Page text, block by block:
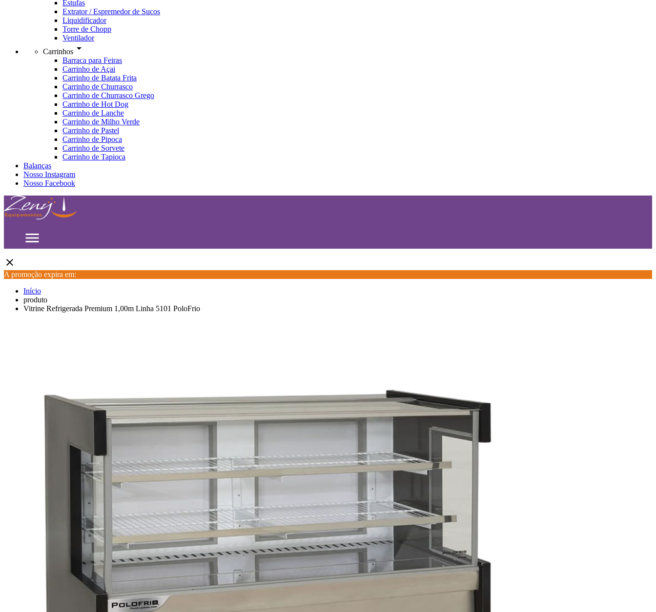
Estufas
Extrator / Espremedor de Sucos
Liquidificador
Torre de Chopp
Ventilador
Carrinhos arrow_drop_down
Barraca para Feiras
Carrinho de Açai
Carrinho de Batata Frita
Carrinho de Churrasco
Carrinho de Churrasco Grego
Carrinho de Hot Dog
Carrinho de Lanche
Carrinho de Milho Verde
Carrinho de Pastel
Carrinho de Pipoca
Carrinho de Sorvete
Carrinho de Tapioca
Balanças
Nosso Instagram
Nosso Facebook
menu
close
A promoção expira em:
Início
produto
Vitrine Refrigerada Premium 1,00m Linha 5101 PoloFrio